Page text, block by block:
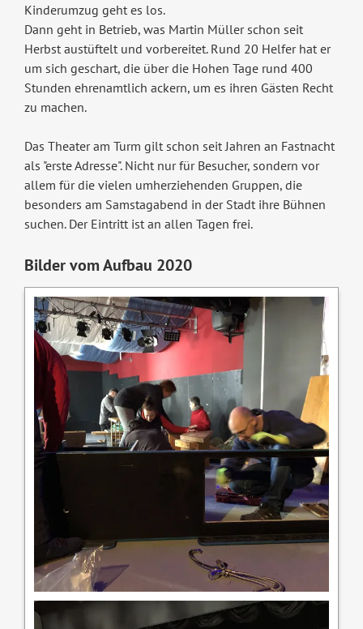
Kinderumzug geht es los.
Dann geht in Betrieb, was Martin Müller schon seit
Herbst austüftelt und vorbereitet. Rund 20 Helfer hat er
um sich geschart, die über die Hohen Tage rund 400
Stunden ehrenamtlich ackern, um es ihren Gästen Recht
zu machen.
Das Theater am Turm gilt schon seit Jahren an Fastnacht
als "erste Adresse". Nicht nur für Besucher, sondern vor
allem für die vielen umherziehenden Gruppen, die
besonders am Samstagabend in der Stadt ihre Bühnen
suchen. Der Eintritt ist an allen Tagen frei.
Bilder vom Aufbau 2020